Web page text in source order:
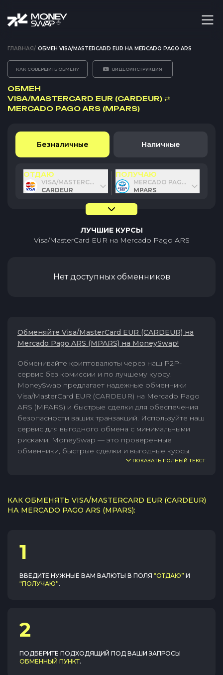
ГЛАВНАЯ/ ОБМЕН VISA/MASTERCARD EUR НА MERCADO PAGO ARS
КАК СОВЕРШИТЬ ОБМЕН? ВИДЕОИНСТРУКЦИЯ
ОБМЕН
VISA/MASTERCARD EUR (CARDEUR) ⇄
MERCADO PAGO ARS (MPARS)
Безналичные Наличные
ОТДАЮ
VISA/MASTERCARD EUR
CARDEUR
ПОЛУЧАЮ
MERCADO PAGO ARS
MPARS
ЛУЧШИЕ КУРСЫ
Visa/MasterCard EUR на Mercado Pago ARS
Нет доступных обменников
Обменяйте Visa/MasterCard EUR (CARDEUR) на
Mercado Pago ARS (MPARS) на MoneySwap!
Обменивайте криптовалюты через наш P2P-
сервис без комиссии и по лучшему курсу.
MoneySwap предлагает надежные обменники
Visa/MasterCard EUR (CARDEUR) на Mercado Pago
ARS (MPARS) и быстрые сделки для обеспечения
безопасности ваших транзакций. Используйте наш
сервис для выгодного обмена с минимальными
рисками. MoneySwap — это проверенные
обменники, быстрые сделки и выгодные курсы.
ПОКАЗАТЬ ПОЛНЫЙ ТЕКСТ
КАК ОБМЕНЯТЬ VISA/MASTERCARD EUR (CARDEUR)
НА MERCADO PAGO ARS (MPARS):
1
ВВЕДИТЕ НУЖНЫЕ ВАМ ВАЛЮТЫ В ПОЛЯ “ОТДАЮ” И
“ПОЛУЧАЮ”.
2
ПОДБЕРИТЕ ПОДХОДЯЩИЙ ПОД ВАШИ ЗАПРОСЫ
ОБМЕННЫЙ ПУНКТ.